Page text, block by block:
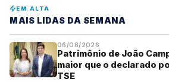
EM ALTA
MAIS LIDAS DA SEMANA
06/08/2026
Patrimônio de João
maior que o declarado
TSE